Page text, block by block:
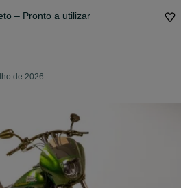
– Pronto a utilizar
de 2026